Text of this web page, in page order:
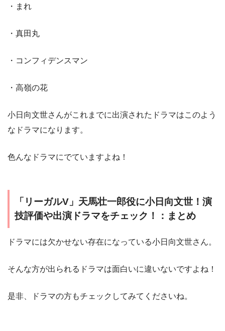
・まれ
・真田丸
・コンフィデンスマン
・高嶺の花
小日向文世さんがこれまでに出演されたドラマはこのよう
なドラマになります。
色んなドラマにでていますよね！
「リーガルV」天馬壮一郎役に小日向文世！演
技評価や出演ドラマをチェック！：まとめ
ドラマには欠かせない存在になっている小日向文世さん。
そんな方が出られるドラマは面白いに違いないですよね！
是非、ドラマの方もチェックしてみてくださいね。